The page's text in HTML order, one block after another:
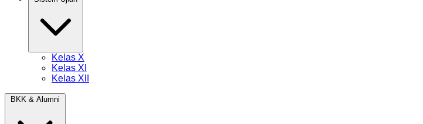
Kelas X
Kelas XI
Kelas XII